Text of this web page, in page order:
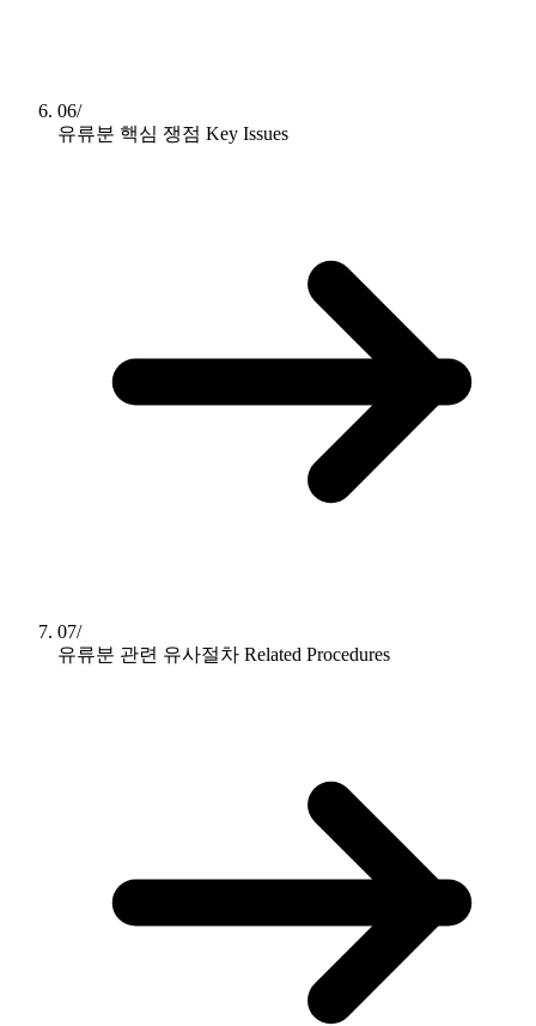
06/
유류분 핵심 쟁점 Key Issues
07/
유류분 관련 유사절차 Related Procedures